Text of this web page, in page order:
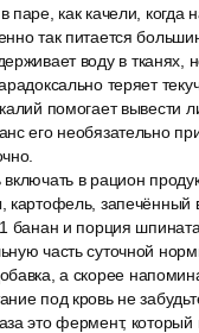
паре, как качели, когда
так питается
воду в тканях,
теряет
помогает вывести
его необязательно
в рацион
картофель, запечённый
банан и порция
часть суточной
а скорее
под кровь не
это фермент,